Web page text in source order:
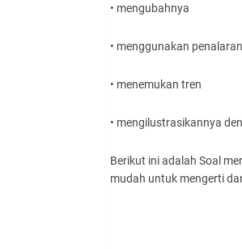
• mengubahnya
• menggunakan
• menemukan tren
• mengilustrasikannya
Berikut ini adalah Soal
mudah untuk mengerti